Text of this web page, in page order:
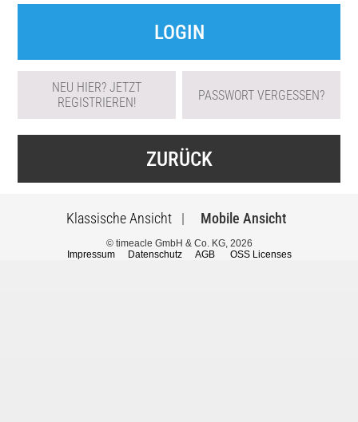
LOGIN
NEU HIER? JETZT
REGISTRIEREN!
PASSWORT VERGESSEN?
ZURÜCK
Klassische Ansicht| Mobile Ansicht
© timeacle GmbH & Co. KG, 2026
Impressum
Datenschutz AGB OSS Licenses